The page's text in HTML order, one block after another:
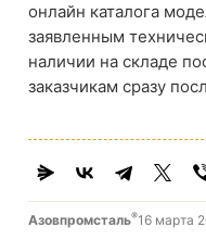
онлайн каталога
заявленным
наличии на складе
заказчикам сразу
Азовпромсталь®16 марта